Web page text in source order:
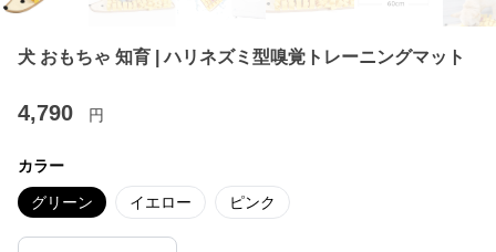
犬 おもちゃ 知育 | ハリネズミ型嗅覚トレーニングマット
4,790 円
カラー
グリーン イエロー ピンク